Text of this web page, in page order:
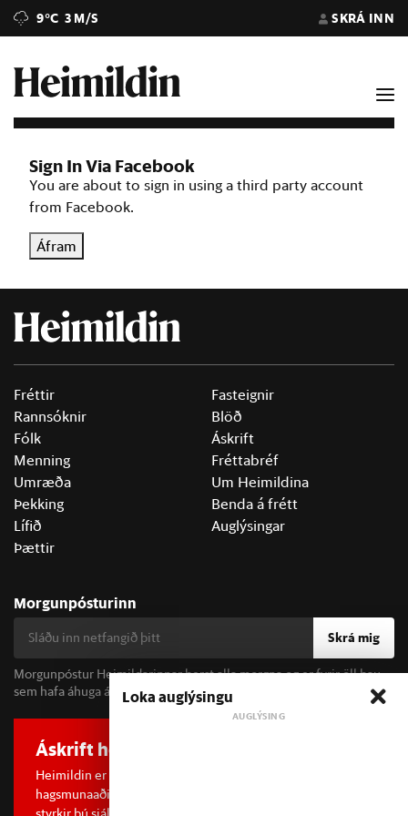
9°C 3 M/S SKRÁ INN
Sign In Via Facebook
You are about to sign in using a third party account
from Facebook.
Áfram
Fréttir
Rannsóknir
Fólk
Menning
Umræða
Þekking
Lífið
Þættir
Fasteignir
Blöð
Áskrift
Fréttabréf
Um Heimildina
Benda á frétt
Auglýsingar
Morgunpósturinn
Skrá mig
Morgunpóstur Heimildarinnar berst alla morgna og er fyrir öll þau
sem hafa áhuga á fréttum og þjóðfélagsumræðu.
Áskrift hefur áhrif
Heimildin er í dreifðu eignarhaldi og óháð
hagsmunaaðilum. Með því að kaupa áskrift að Heimildinni
Loka auglýsingu